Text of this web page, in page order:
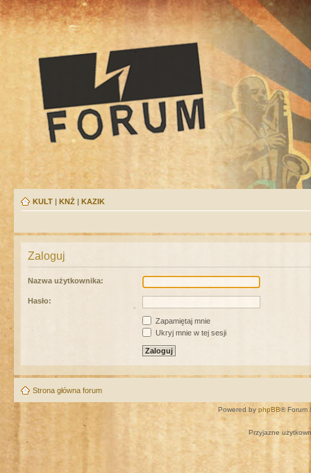
KULT | KNŻ | KAZIK
Zaloguj
Nazwa użytkownika:
Hasło:
Zapamiętaj mnie
Ukryj mnie w tej sesji
Strona główna forum
Powered by phpBB® Forum
Przyjazne